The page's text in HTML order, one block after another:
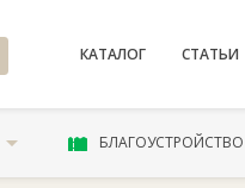
КАТАЛОГ СТАТЬИ